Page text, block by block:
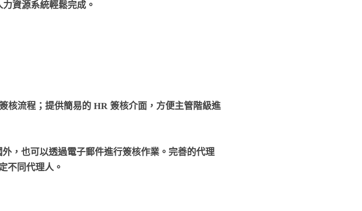
資源系統輕鬆完成。
核流程；提供簡易的 HR 簽核介面，方便主管階級進
，也可以透過電子郵件進行簽核作業。完善的代理
不同代理人。